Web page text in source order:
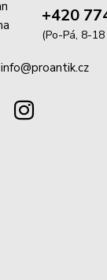
+420
(Po-Pá, 8-18
info@proantik.cz